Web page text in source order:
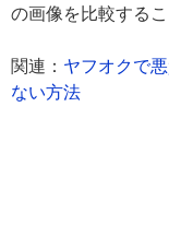
の画像を比較するこ
関連： ヤフオクで
ない方法